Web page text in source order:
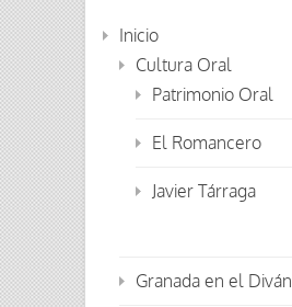
Inicio
Cultura Oral
Patrimonio Oral
El Romancero
Javier Tárraga
Granada en el Diván